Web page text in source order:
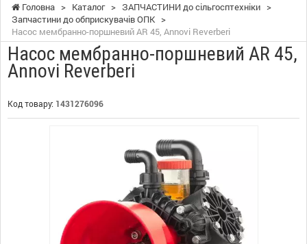
Головна > Каталог > ЗАПЧАСТИНИ до сільгосптехніки >
Запчастини до обприскувачів ОПК >
Насос мембранно-поршневий AR 45, Annovi Reverberi
Насос мембранно-поршневий AR 45,
Annovi Reverberi
Код товару: 1431276096